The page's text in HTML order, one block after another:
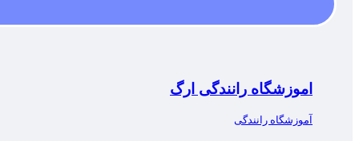
اموزشگاه رانندگی ارگ
آموزشگاه رانندگی